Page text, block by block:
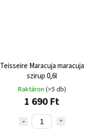
Teisseire Maracuja maracuja
szirup 0,6l
Raktáron (>5 db)
1 690 Ft